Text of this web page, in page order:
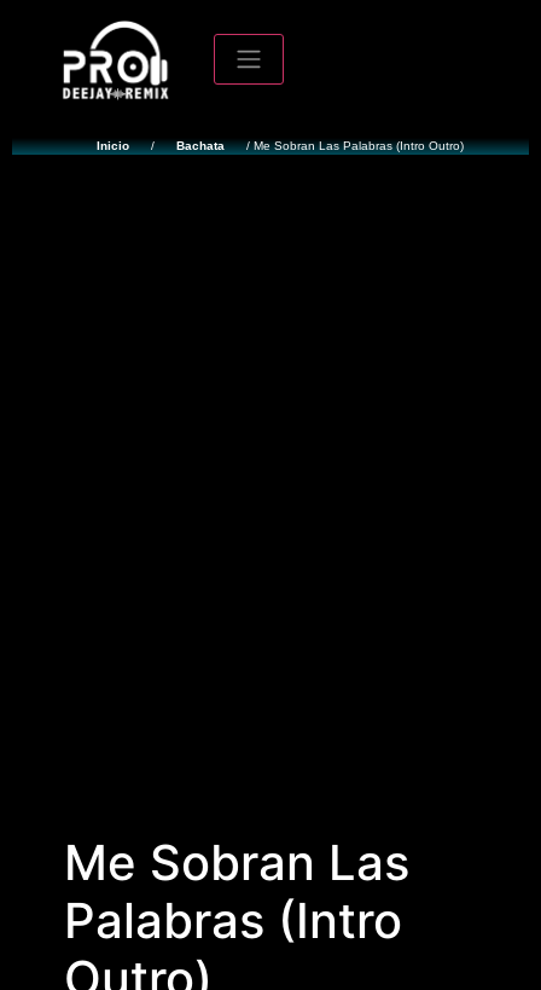
Inicio / Bachata / Me Sobran Las Palabras (Intro Outro)
Me Sobran Las
Palabras (Intro